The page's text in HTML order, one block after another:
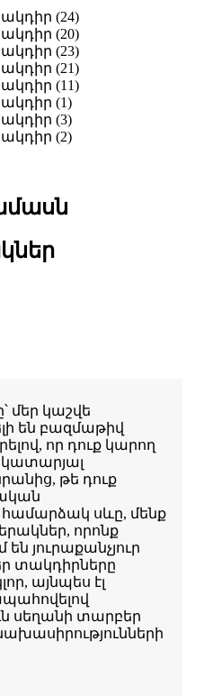
մեր կաշվե
են բազմաթիվ
որ դուք կարող
կատարյալ
թե դուք
սևը, մենք
որոնք
յուրաքանչյուր
տակդիրները
այնպես էլ
սեղանի տարբեր